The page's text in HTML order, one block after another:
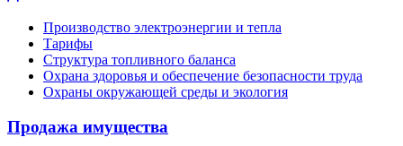
Производство электроэнергии и тепла
Тарифы
Структура топливного баланса
Охрана здоровья и обеспечение безопасности труда
Охраны окружающей среды и экология
Продажа имущества